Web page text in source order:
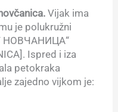
Vijak ima
je polukružni
НОВЧАНИЦА“
Ispred i iza
petokraka
zajedno vijkom je: